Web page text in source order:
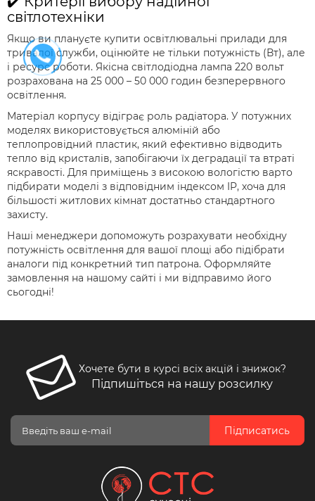
світлотехніки
Якщо ви плануєте купити освітлювальні прилади для
тривалої служби, оцінюйте не тільки потужність (Вт), але
і ресурс роботи. Якісна світлодіодна лампа 220 вольт
розрахована на 25 000 – 50 000 годин безперервного
освітлення.
Матеріал корпусу відіграє роль радіатора. У потужних
моделях використовується алюміній або
теплопровідний пластик, який ефективно відводить
тепло від кристалів, запобігаючи їх деградації та втраті
яскравості. Для приміщень з високою вологістю варто
підбирати моделі з відповідним індексом IP, хоча для
більшості житлових кімнат достатньо стандартного
захисту.
Наші менеджери допоможуть розрахувати необхідну
потужність освітлення для вашої площі або підібрати
аналоги під конкретний тип патрона. Оформляйте
замовлення на нашому сайті і ми відправимо його
сьогодні!
Хочете бути в курсі всіх акцій і знижок?
Підпишіться на нашу розсилку
Підписатись